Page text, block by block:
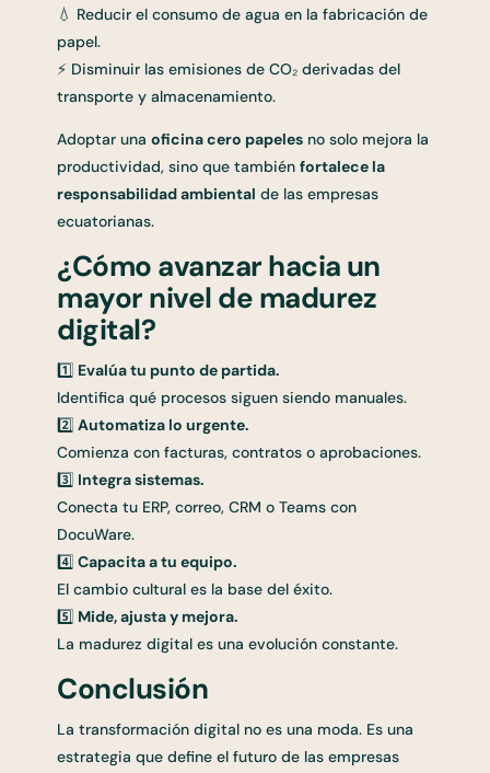
💧 Reducir el consumo de agua en la fabricación de
papel.
⚡ Disminuir las emisiones de CO₂ derivadas del
transporte y almacenamiento.
Adoptar unaoficina cero papeles no solo mejora la
productividad, sino que tambiénfortalece la
responsabilidad ambiental de las empresas
ecuatorianas.
¿Cómo avanzar hacia un
mayor nivel de madurez
digital?
1️⃣ Evalúa tu punto de partida.
Identifica qué procesos siguen siendo manuales.
2️⃣Automatiza lo urgente.
Comienza con facturas, contratos o aprobaciones.
3️⃣ Integra sistemas.
Conecta tu ERP, correo, CRM o Teams con
DocuWare.
4️⃣Capacita a tu equipo.
El cambio cultural es la base del éxito.
5️⃣ Mide, ajusta y mejora.
La madurez digital es una evolución constante.
Conclusión
La transformación digital no es una moda. Es una
estrategia que define el futuro de las empresas